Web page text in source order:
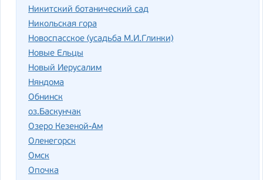
Никитский ботанический сад
Никольская гора
Новоспасское (усадьба М.И.Глинки)
Новые Ельцы
Новый Иерусалим
Няндома
Обнинск
оз.Баскунчак
Озеро Кезеной-Ам
Оленегорск
Омск
Опочка